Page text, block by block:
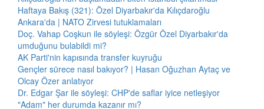
Haftaya Bakış (321): Özel Diyarbakır'da Kılıçdaroğlu
Ankara'da | NATO Zirvesi tutuklamaları
Doç. Vahap Coşkun ile söyleşi: Özgür Özel Diyarbakır'da
umduğunu bulabildi mi?
AK Parti'nin kapısında transfer kuyruğu
Gençler sürece nasıl bakıyor? | Hasan Oğuzhan Aytaç ve
Olcay Özer anlatıyor
Dr. Edgar Şar ile söyleşi: CHP'de saflar iyice netleşiyor
"Adam" her durumda kazanır mı?